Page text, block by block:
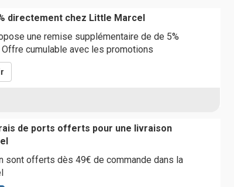
directement chez Little Marcel
une remise supplémentaire de de 5%
cumulable avec les promotions
de ports offerts pour une livraison
sont offerts dès 49€ de commande dans la